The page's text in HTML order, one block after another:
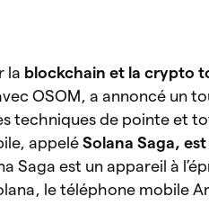
la blockchain et la crypto
OSOM, a annoncé un
techniques de pointe et
appeléSolana Saga,
Saga est un appareil à
le téléphone mobile